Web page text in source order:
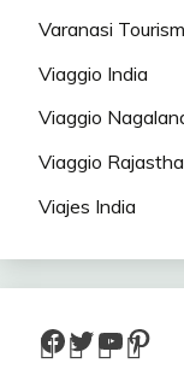
Varanasi Tourism
Viaggio India
Viaggio
Viaggio
Viajes India
Facebook
Twitter